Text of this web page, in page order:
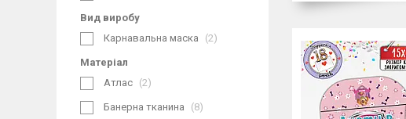
Вид виробу
Карнавальна маска
2
Матеріал
Атлас
2
Банерна тканина 8